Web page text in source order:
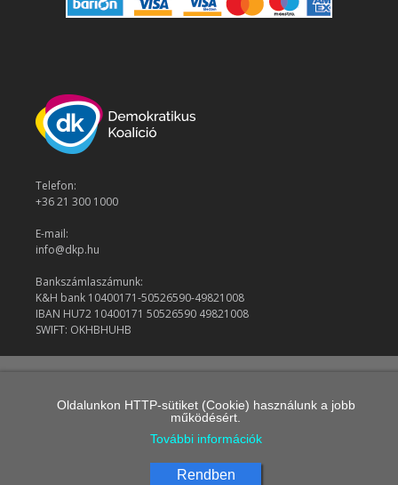
Telefon:
+36 21 300 1000
E-mail:
info@dkp.hu
Bankszámlaszámunk:
K&H bank 10400171-50526590-49821008
IBAN HU72 10400171 50526590 49821008
SWIFT: OKHBHUHB
Oldalunkon HTTP-sütiket (Cookie) használunk a jobb
működésért.
További információk